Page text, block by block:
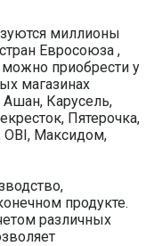
миллионы
Евросоюза ,
приобрести у
магазинах
Ашан, Карусель,
Пятерочка,
OBI, Максидом,
продукте.
различных